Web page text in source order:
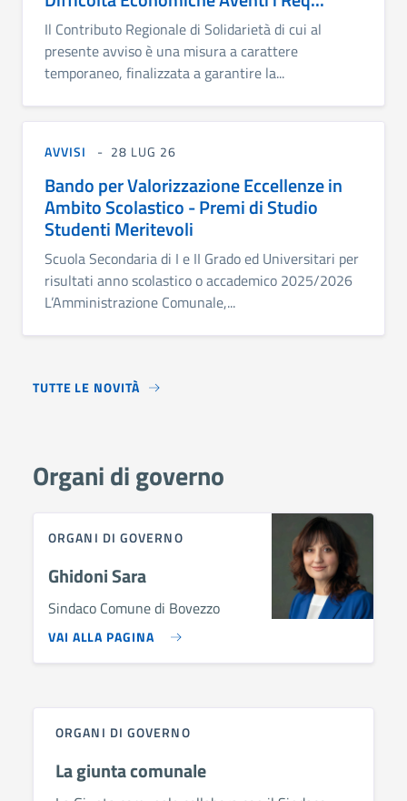
Il Contributo Regionale di Solidarietà di cui al
presente avviso è una misura a carattere
temporaneo, finalizzata a garantire la...
AVVISI 28 LUG 26
Bando per Valorizzazione Eccellenze in
Ambito Scolastico - Premi di Studio
Studenti Meritevoli
Scuola Secondaria di I e II Grado ed Universitari per
risultati anno scolastico o accademico 2025/2026
L’Amministrazione Comunale,...
TUTTE LE NOVITÀ
Organi di governo
ORGANI DI GOVERNO
Ghidoni Sara
Sindaco Comune di Bovezzo
VAI ALLA PAGINA
ORGANI DI GOVERNO
La giunta comunale